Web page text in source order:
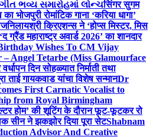
ભવ્ય સમારોહમાં લોન્ચसिंगर सुगम
भोजपुरी रोमांटिक गाना ‘करिया धागा’
निलायश्री क्रिएशन्स ने ‘होप्स मिस्टर, मिस
ग्रैंड महाराष्ट्र अवार्ड 2026’ का शानदार
Wishes To CM Vijay
Angel Tetarbe (Miss Glamourface
दिन सोहळ्यात निर्माती तथा
ताई गायकवाड यांचा विशेष सन्मानDr
First Carnatic Vocalist to
from Royal Birmingham
होम’ की शूटिंग के दौरान फूट-फूटकर रो
सीन ने झकझोर दिया पूरा सेटShabnam
Advisor And Creative